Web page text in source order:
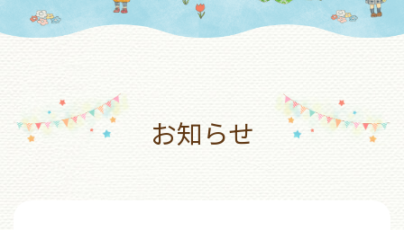
お知らせ